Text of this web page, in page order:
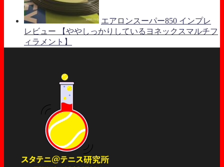
エアロンスーパー850 インプレ
レビュー 【ややしっかりしているヨネックスマルチフ
ィラメント】